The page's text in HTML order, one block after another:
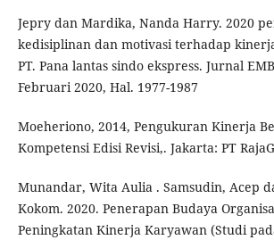
Jepry dan Mardika, Nanda Harry. 2020
kedisiplinan dan motivasi terhadap
PT. Pana lantas sindo ekspress. Jurnal
Februari 2020, Hal. 1977-1987
Moeheriono, 2014, Pengukuran Kinerja
Kompetensi Edisi Revisi,. Jakarta: PT
Munandar, Wita Aulia . Samsudin, Acep
Kokom. 2020. Penerapan Budaya
Peningkatan Kinerja Karyawan (Studi